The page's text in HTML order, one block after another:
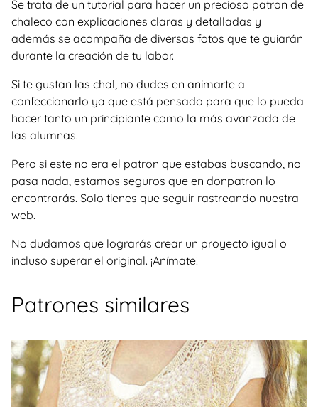
Se trata de un tutorial para hacer un precioso patron de
chaleco con explicaciones claras y detalladas y
además se acompaña de diversas fotos que te guiarán
durante la creación de tu labor.
Si te gustan las chal, no dudes en animarte a
confeccionarlo ya que está pensado para que lo pueda
hacer tanto un principiante como la más avanzada de
las alumnas.
Pero si este no era el patron que estabas buscando, no
pasa nada, estamos seguros que en donpatron lo
encontrarás. Solo tienes que seguir rastreando nuestra
web.
No dudamos que lograrás crear un proyecto igual o
incluso superar el original. ¡Anímate!
Patrones similares